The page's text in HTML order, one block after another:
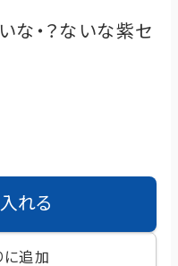
な・？ないな紫セ
れる
に追加